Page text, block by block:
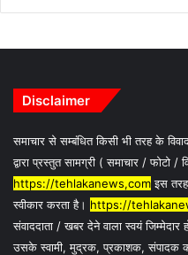
Disclaimer
समाचार से सम्बंधित किसी भी तरह के
द्वारा प्रस्तुत सामग्री ( समाचार / फोटो /
https://tehlakanews,comइस तरह
स्वीकार करता है। https://
संवाददाता / खबर देने वाला स्वयं जिम्मेदार
उसके स्वामी, मुद्रक, प्रकाशक, संपादक की